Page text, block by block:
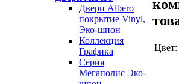
Двери Albero
покрытие Vinyl,
Эко-шпон
Коллекция
Графика
Серия
Мегаполис Эко-
Цвет: